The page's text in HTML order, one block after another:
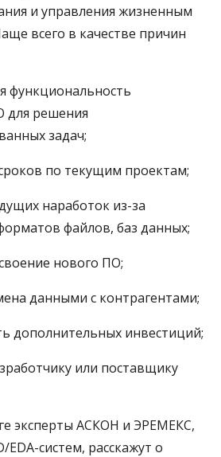
и управления жизненным
всего в качестве причин
для решения
задач;
по текущим проектам;
наработок из-за
файлов, баз данных;
нового ПО;
данными с контрагентами;
инвестиций;
или поставщику
эксперты АСКОН и ЭРЕМЕКС,
EDA-систем, расскажут о